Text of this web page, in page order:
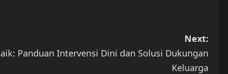
Next:
Panduan Intervensi Dini dan Solusi Dukungan
Keluarga